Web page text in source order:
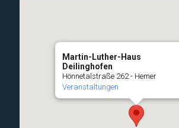
Martin-Luther-Haus
Deilinghofen
Hönnetalstraße 262 - Hemer
Veranstaltungen